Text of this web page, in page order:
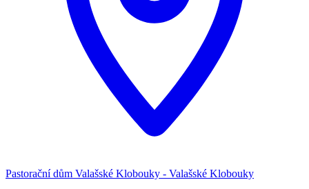
Pastorační dům Valašské Klobouky - Valašské Klobouky